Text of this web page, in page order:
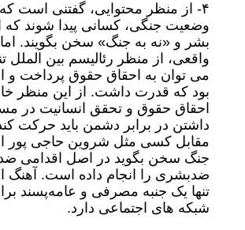
۴- از منظر محتوایی، گفتنی است که
وضعیت جنگی، کسانی پیدا شوند که
بشر و «نه به جنگ» سخن بگویند.
واقعی، از منظر رئالیسم بین الملل
می توان به احقاق حقوق پرداخت و
بود که قدرت داشت. از این منظر
احقاق حقوق و تحقق انسانیت در
داشتن در برابر دشمن باید حرکت
مقابل کسی مثل شروین حاجی پور
جنگ سخن بگوید در اصل اقدامی
ضدبشری را انجام داده است. آهنگ
تنها یک جنبه مصرفی و عامه‌پسند
شبکه های اجتماعی دارد.